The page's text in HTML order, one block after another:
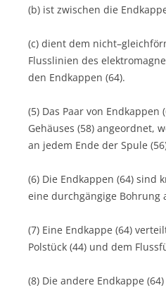
(b) ist zwischen die
(c) dient dem
Flusslinien des
den Endkappen (64).
(5) Das Paar von Endkappen
Gehäuses (58) angeordnet,
an jedem Ende der Spule
(6) Die Endkappen (64) sind
eine durchgängige Bohrung
(7) Eine Endkappe (64)
Polstück (44) und dem
(8) Die andere Endkappe